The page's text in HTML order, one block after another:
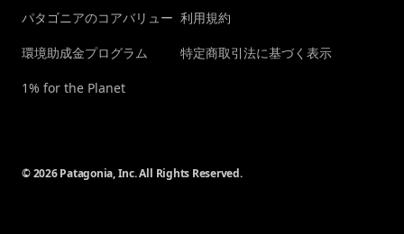
パタゴニアのコアバリュー
環境助成金プログラム
1% for the Planet
利用規約
特定商取引法に基づく表示
© 2026 Patagonia, Inc. All Rights Reserved.